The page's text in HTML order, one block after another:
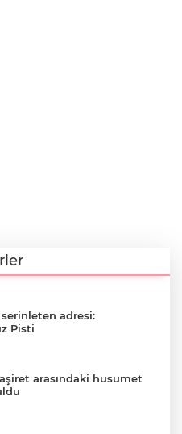
serinleten adresi:
Pisti
arasındaki husumet